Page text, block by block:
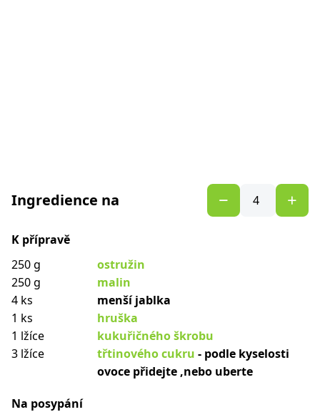
Ingredience na
K přípravě
250 g
ostružin
250 g
malin
4 ks
menší jablka
1 ks
hruška
1 lžíce
kukuřičného škrobu
3 lžíce
třtinového cukru - podle kyselosti
ovoce přidejte ,nebo uberte
Na posypání